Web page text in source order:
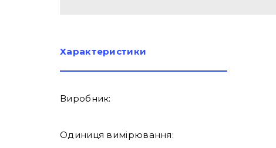
Характеристики
Виробник:
Одиниця вимірювання: